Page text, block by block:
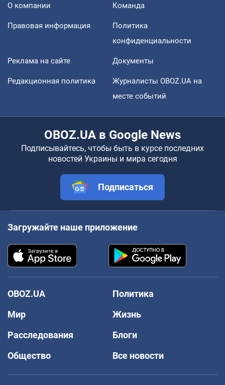
О компании Команда
Правовая информация
Политика
конфиденциальности
Реклама на сайте Документы
Редакционная политика
Журналисты OBOZ.UA на
месте событий
OBOZ.UA в Google News
Подписывайтесь, чтобы быть в курсе последних
новостей Украины и мира сегодня
Подписаться
Загружайте наше приложение
OBOZ.UA
Политика
Мир
Жизнь
Расследования
Блоги
Общество
Все новости